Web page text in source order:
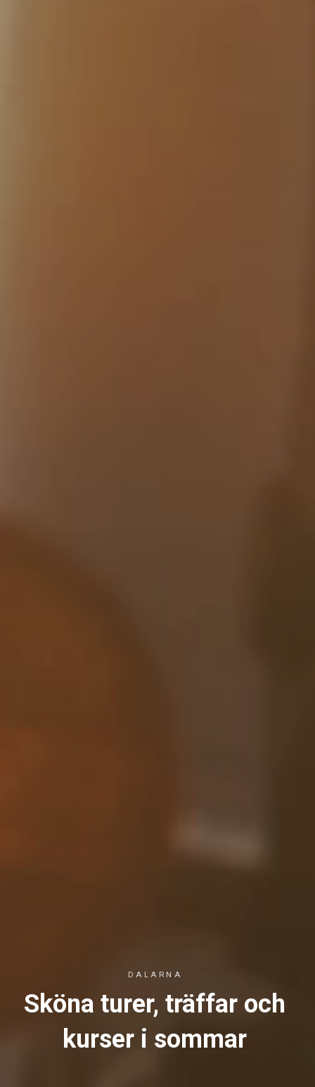
DALARNA
Sköna turer, träffar och
kurser i sommar